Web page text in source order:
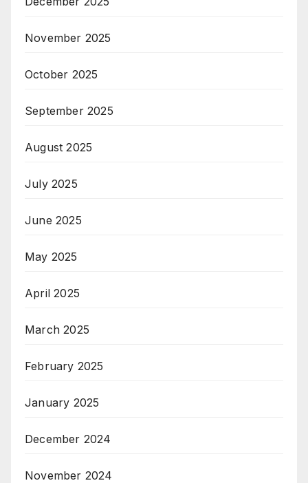
November 2025
October 2025
September 2025
August 2025
July 2025
June 2025
May 2025
April 2025
March 2025
February 2025
January 2025
December 2024
November 2024